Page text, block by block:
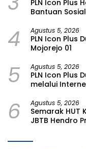
PLN Icon Plus
Bantuan
4 Agustus 5, 2026
PLN Icon Plus
Mojorejo 01
5 Agustus 5, 2026
PLN Icon Plus
melalui
6 Agustus 5, 2026
Semarak HUT
JBTB Hendro